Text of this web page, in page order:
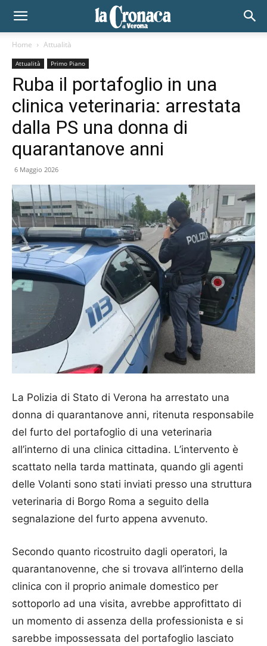
Home Attualità
Attualità Primo Piano
Ruba il portafoglio in una
clinica veterinaria: arrestata
dalla PS una donna di
quarantanove anni
6 Maggio 2026
La Polizia di Stato di Verona ha arrestato una
donna di quarantanove anni, ritenuta responsabile
del furto del portafoglio di una veterinaria
all’interno di una clinica cittadina. L’intervento è
scattato nella tarda mattinata, quando gli agenti
delle Volanti sono stati inviati presso una struttura
veterinaria di Borgo Roma a seguito della
segnalazione del furto appena avvenuto.
Secondo quanto ricostruito dagli operatori, la
quarantanovenne, che si trovava all’interno della
clinica con il proprio animale domestico per
sottoporlo ad una visita, avrebbe approfittato di
un momento di assenza della professionista e si
sarebbe impossessata del portafoglio lasciato